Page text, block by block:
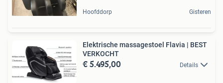
Hoofddorp Gisteren
Elektrische massagestoel Flavia | BEST
VERKOCHT
€ 5.495,00 Details